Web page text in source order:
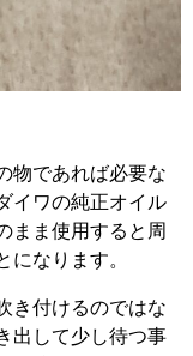
物であれば必要な
イワの純正オイル
まま使用すると周
なります。
き付けるのではな
出して少し待つ事